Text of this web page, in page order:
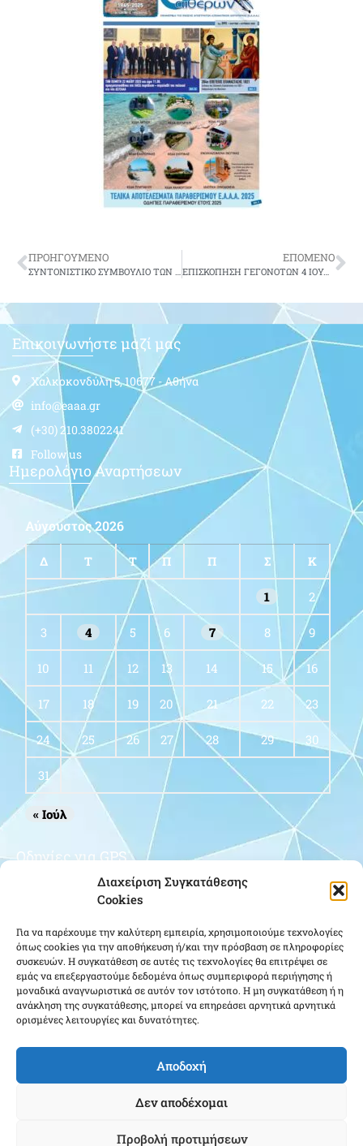
Διαχείριση Συγκατάθεσης
Cookies
Για να παρέχουμε την καλύτερη εμπειρία, χρησιμοποιούμε τεχνολογίες
όπως cookies για την αποθήκευση ή/και την πρόσβαση σε πληροφορίες
συσκευών. Η συγκατάθεση σε αυτές τις τεχνολογίες θα επιτρέψει σε
εμάς να επεξεργαστούμε δεδομένα όπως συμπεριφορά περιήγησης ή
μοναδικά αναγνωριστικά σε αυτόν τον ιστότοπο. Η μη συγκατάθεση ή η
ανάκληση της συγκατάθεσης, μπορεί να επηρεάσει αρνητικά αρνητικά
ορισμένες λειτουργίες και δυνατότητες.
Αποδοχή
Δεν αποδέχομαι
Προβολή προτιμήσεων
ΠΡΟΗΓΟΥΜΕΝΟ ΕΠΟΜΕΝΟ
ΕΠΙΣΚΟΠΗΣΗ ΓΕΓΟΝΟΤΩΝ 4 ΙΟΥΛΙΟΥ 2013 ΕΝΗΜΕΡΩΣΗ ΕΠΙ ΘΕΜΑΤΩΝ ΟΙΚΟΝΟΜΙΚΟΥ ΕΝΔΙΑΦΕΡΟΝΤΟΣ
Επικοινωνήστε μαζί μας
Χαλκοκονδύλη 5, 10677 - Αθήνα
info@eaaa.gr
(+30) 210.3802241
Follow us
Ημερολόγιο Αναρτήσεων
Αύγουστος 2026
Δ Τ Τ Π Π Σ Κ
1 2
3 4 5 6 7 8 9
10 11 12 13 14 15 16
17 18 19 20 21 22 23
24 25 26 27 28 29 30
31
« Ιούλ
Οδηγίες για GPS
Κάντε κλικ για να αποδεχτείτε cookies
εμπορικής προώθησης και να